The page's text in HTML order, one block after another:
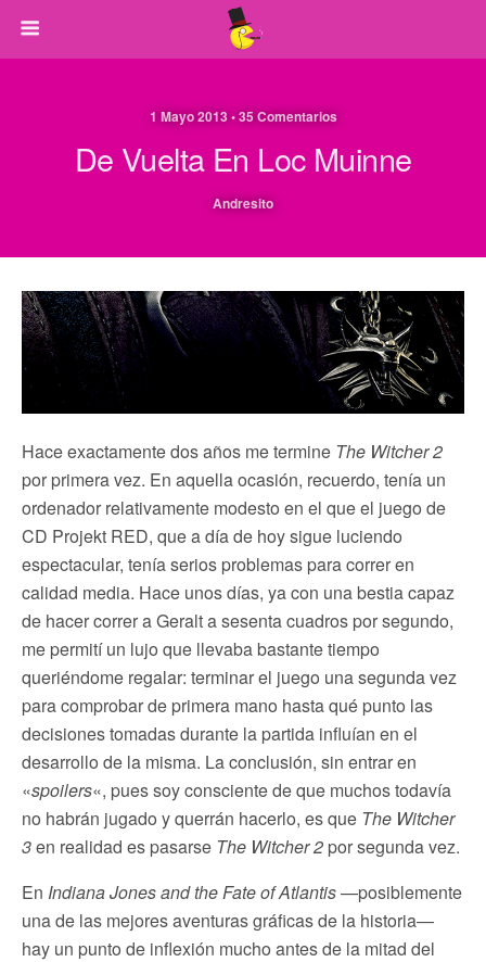
1 Mayo 2013 • 35 Comentarios
De Vuelta En Loc Muinne
Andresito
Hace exactamente dos años me termine The Witcher 2
por primera vez. En aquella ocasión, recuerdo, tenía un
ordenador relativamente modesto en el que el juego de
CD Projekt RED, que a día de hoy sigue luciendo
espectacular, tenía serios problemas para correr en
calidad media. Hace unos días, ya con una bestia capaz
de hacer correr a Geralt a sesenta cuadros por segundo,
me permití un lujo que llevaba bastante tiempo
queriéndome regalar: terminar el juego una segunda vez
para comprobar de primera mano hasta qué punto las
decisiones tomadas durante la partida influían en el
desarrollo de la misma. La conclusión, sin entrar en
«spoilers«, pues soy consciente de que muchos todavía
no habrán jugado y querrán hacerlo, es que The Witcher
3en realidad es pasarse The Witcher 2 por segunda vez.
En Indiana Jones and the Fate of Atlantis—posiblemente
una de las mejores aventuras gráficas de la historia—
hay un punto de inflexión mucho antes de la mitad del